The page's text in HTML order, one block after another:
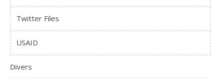
Twitter Files
USAID
Divers